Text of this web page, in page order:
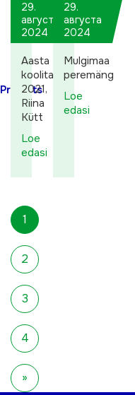
Projects
29.
августа
2024
Aasta
koolitaja
2021,
Riina
Kütt
Loe
edasi
29.
августа
2024
Mulgimaa
peremäng
Loe
edasi
1
2
3
4
»